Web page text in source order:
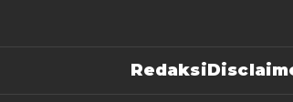
Redaksi